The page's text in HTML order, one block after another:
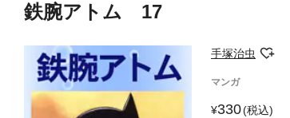
鉄腕アトム 17
手塚治虫
マンガ
330(税込)